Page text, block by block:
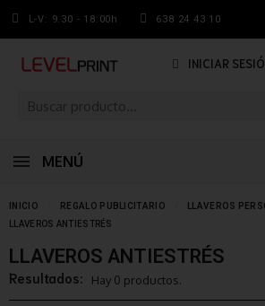
L-V: 9.30 - 18:00h 638 24 43 10
INICIAR
MENÚ
INICIO REGALO PUBLICITARIO
LLAVEROS
LLAVEROS ANTIESTRÉS
LLAVEROS ANTIESTRÉS
Resultados: Hay 0 productos.